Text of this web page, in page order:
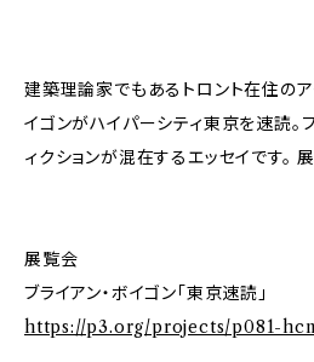
建築理論家でもあるトロント在住のア
イゴンがハイパーシティ東京を速読。
ィクションが混在するエッセイです。
展覧会
ブライアン・ボイゴン「東京速読」
https://p3.org/projects/p081-